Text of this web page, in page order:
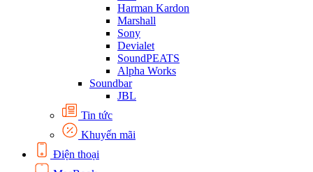
Harman Kardon
Marshall
Sony
Devialet
SoundPEATS
Alpha Works
Soundbar
JBL
Tin tức
Khuyến mãi
Điện thoại